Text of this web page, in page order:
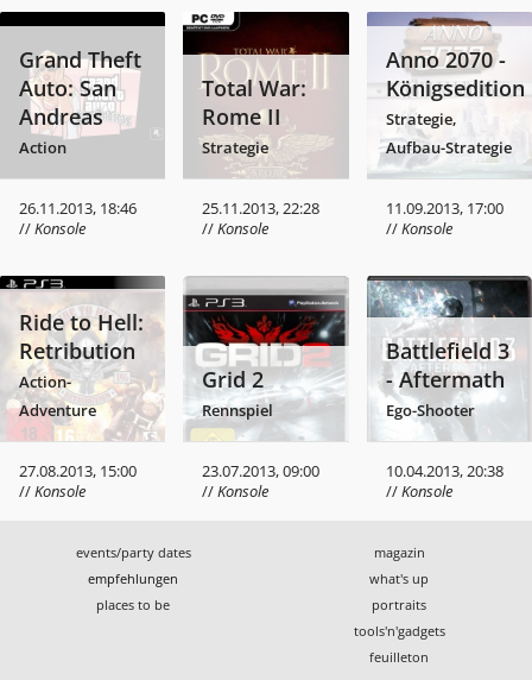
Grand Theft
Auto: San
Andreas
Action
26.11.2013, 18:46
//Konsole
Total War:
Rome II
Strategie
25.11.2013, 22:28
//Konsole
Anno 2070 -
Königsedition
Strategie,
Aufbau-Strategie
11.09.2013, 17:00
//Konsole
Ride to Hell:
Retribution
Action-
Adventure
27.08.2013, 15:00
//Konsole
Grid 2
Rennspiel
23.07.2013, 09:00
//Konsole
Battlefield 3
- Aftermath
Ego-Shooter
10.04.2013, 20:38
//Konsole
events/party dates
empfehlungen
places to be
magazin
what's up
portraits
tools'n'gadgets
feuilleton